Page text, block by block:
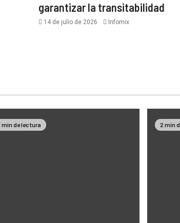
garantizar la transitabilidad
14 de julio de 2026 Infomix
min de lectura 2 min